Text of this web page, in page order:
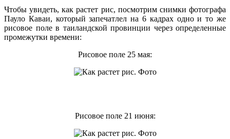
Чтобы увидеть, как растет рис, посмотрим снимки фотографа
Пауло Каваи, который запечатлел на 6 кадрах одно и то же
рисовое поле в таиландской провинции через определенные
промежутки времени:
Рисовое поле 25 мая:
Рисовое поле 21 июня: